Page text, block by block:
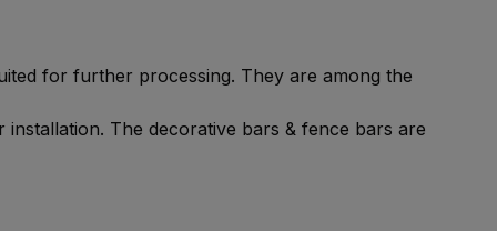
for further processing. They are among the
The decorative bars & fence bars are